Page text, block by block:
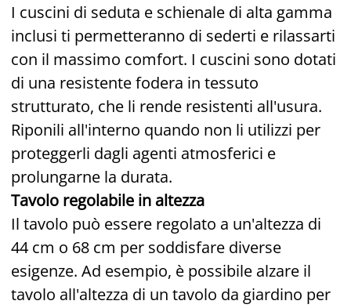
I cuscini di seduta e schienale di alta gamma
inclusi ti permetteranno di sederti e rilassarti
con il massimo comfort. I cuscini sono dotati
di una resistente fodera in tessuto
strutturato, che li rende resistenti all'usura.
Riponili all'interno quando non li utilizzi per
proteggerli dagli agenti atmosferici e
prolungarne la durata.
Tavolo regolabile in altezza
Il tavolo può essere regolato a un'altezza di
44 cm o 68 cm per soddisfare diverse
esigenze. Ad esempio, è possibile alzare il
tavolo all'altezza di un tavolo da giardino per